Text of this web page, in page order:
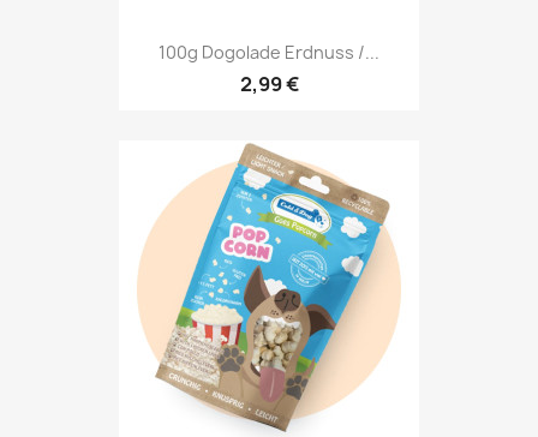
100g Dogolade Erdnuss /...
2,99 €